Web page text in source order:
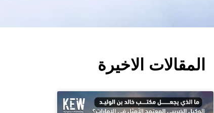
المقالات الاخيرة